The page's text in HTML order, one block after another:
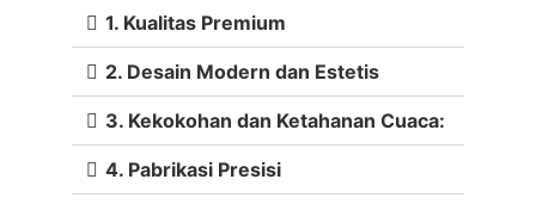
1. Kualitas Premium
2. Desain Modern dan Estetis
3. Kekokohan dan Ketahanan Cuaca:
4. Pabrikasi Presisi